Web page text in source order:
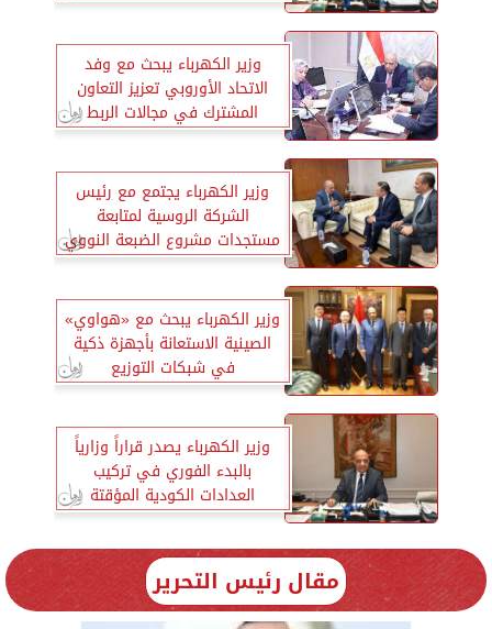
وزير الكهرباء يبحث مع وفد
الاتحاد الأوروبي تعزيز التعاون
المشترك في مجالات الربط
الكهربائي
وزير الكهرباء يجتمع مع رئيس
الشركة الروسية لمتابعة
مستجدات مشروع الضبعة النووي
وزير الكهرباء يبحث مع «هواوي»
الصينية الاستعانة بأجهزة ذكية
في شبكات التوزيع
وزير الكهرباء يصدر قراراً وزارياً
بالبدء الفوري في تركيب
العدادات الكودية المؤقتة
مقال رئيس التحرير